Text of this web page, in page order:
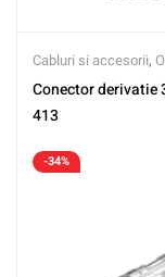
Cabluri si accesorii,
Conector derivatie
413
-34%